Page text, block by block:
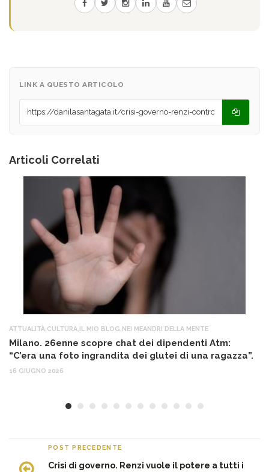
LINK A QUESTO ARTICOLO
Articoli Correlati
ATTUALITÀ CULTURA IL MIO BLOG NEI MEANDRI DELLA MENTE
Milano. 26enne scopre chat dei dipendenti Atm:
“C’era una foto ingrandita dei glutei di una ragazza”.
16 GIUGNO 2026
POST PRECEDENTE
Crisi di governo. Renzi vuole il potere a tutti i